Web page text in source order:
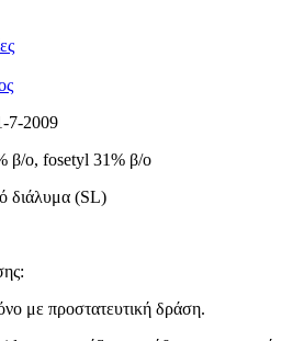
7-2009
β/ο, fosetyl 31% β/ο
διάλυμα (SL)
με προστατευτική δράση.